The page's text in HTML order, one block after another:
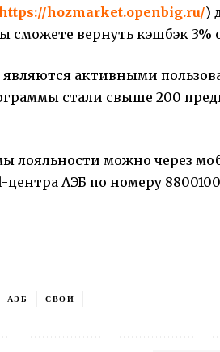
hozmarket.openbig.ru/)
вернуть кэшбэк 3%
являются активными
стали свыше 200
лояльности можно через
АЭБ по номеру
АЭБ СВОИ